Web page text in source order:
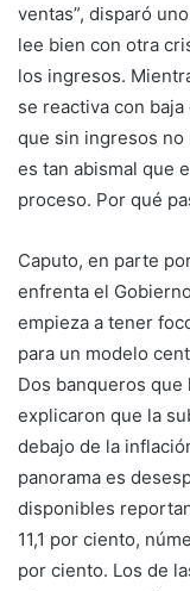
ventas”, disparó
lee bien con otra
los ingresos.
se reactiva con
que sin ingresos no
es tan abismal que
proceso. Por qué
Caputo, en parte
enfrenta el
empieza a tener
para un modelo
Dos banqueros
explicaron que la
debajo de la
panorama es
disponibles
11,1 por ciento,
por ciento. Los de